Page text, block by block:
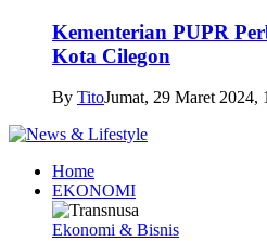
Kementerian PUPR
Kota Cilegon
By TitoJumat, 29 Maret 2024,
Home
EKONOMI
Ekonomi & Bisnis